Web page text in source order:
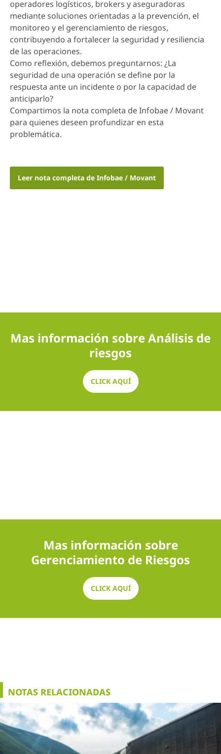
operadores logísticos, brokers y aseguradoras
mediante soluciones orientadas a la prevención, el
monitoreo y el gerenciamiento de riesgos,
contribuyendo a fortalecer la seguridad y resiliencia
de las operaciones.
Como reflexión, debemos preguntarnos: ¿La
seguridad de una operación se define por la
respuesta ante un incidente o por la capacidad de
anticiparlo?
Compartimos la nota completa de Infobae / Movant
para quienes deseen profundizar en esta
problemática.
Leer nota completa de Infobae / Movant
Mas información sobre Análisis de
riesgos
CLICK AQUÍ
Mas información sobre
Gerenciamiento de Riesgos
CLICK AQUÍ
NOTAS RELACIONADAS